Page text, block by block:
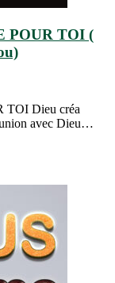
POUR TOI (
Dieu créa
avec Dieu…